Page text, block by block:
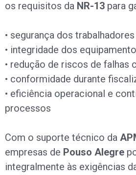
os requisitos da NR-13 para
• segurança dos trabalhadores
• integridade dos
• redução de riscos de falhas
• conformidade durante
• eficiência operacional e
processos
Com o suporte técnico da
empresas de Pouso Alegre
integralmente às exigências